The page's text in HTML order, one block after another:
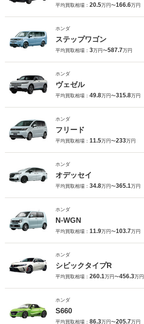
平均買取相場： 20.5万円〜166.6万円
ホンダ
ステップワゴン
平均買取相場： 3万円〜587.7万円
ホンダ
ヴェゼル
平均買取相場： 49.8万円〜315.8万円
ホンダ
フリード
平均買取相場： 11.5万円〜233万円
ホンダ
オデッセイ
平均買取相場： 34.8万円〜365.1万円
ホンダ
N-WGN
平均買取相場： 11.9万円〜103.7万円
ホンダ
シビックタイプR
平均買取相場： 260.1万円〜456.3万円
ホンダ
S660
平均買取相場： 86.3万円〜205.7万円